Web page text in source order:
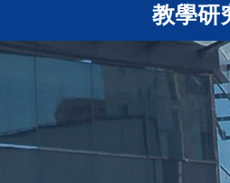
教學研